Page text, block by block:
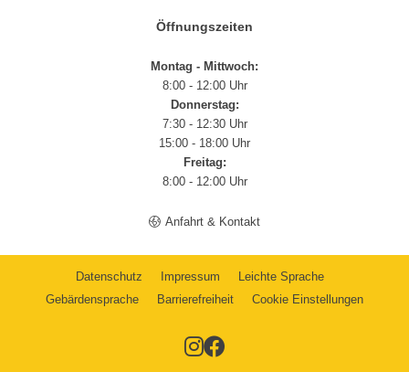
Öffnungszeiten
Montag - Mittwoch:
8:00 - 12:00 Uhr
Donnerstag:
7:30 - 12:30 Uhr
15:00 - 18:00 Uhr
Freitag:
8:00 - 12:00 Uhr
Anfahrt & Kontakt
Datenschutz Impressum
Leichte Sprache
Gebärdensprache
Barrierefreiheit Cookie Einstellungen